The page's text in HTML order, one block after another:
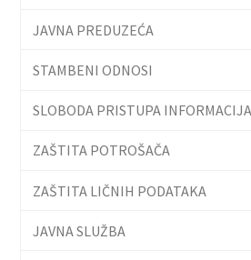
JAVNA PREDUZEĆA
STAMBENI ODNOSI
SLOBODA PRISTUPA
ZAŠTITA POTROŠAČA
ZAŠTITA LIČNIH PODATAKA
JAVNA SLUŽBA